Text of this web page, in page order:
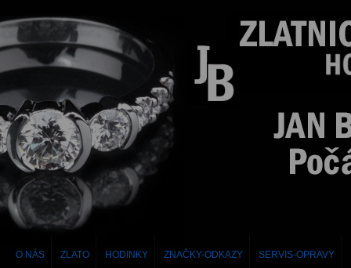
O NÁS ZLATO HODINKY ZNAČKY-ODKAZY SERVIS-OPRAVY